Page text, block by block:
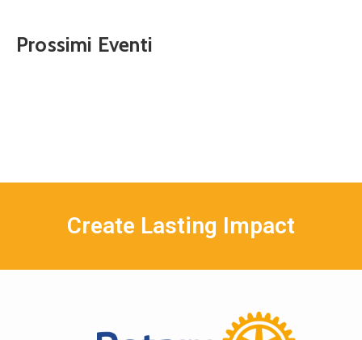
Prossimi Eventi
Create Lasting Impact